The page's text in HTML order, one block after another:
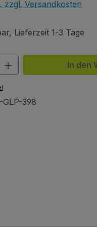
zzgl. Versandkosten
Lieferzeit 1-3 Tage
Gib denIn den
GLP-398